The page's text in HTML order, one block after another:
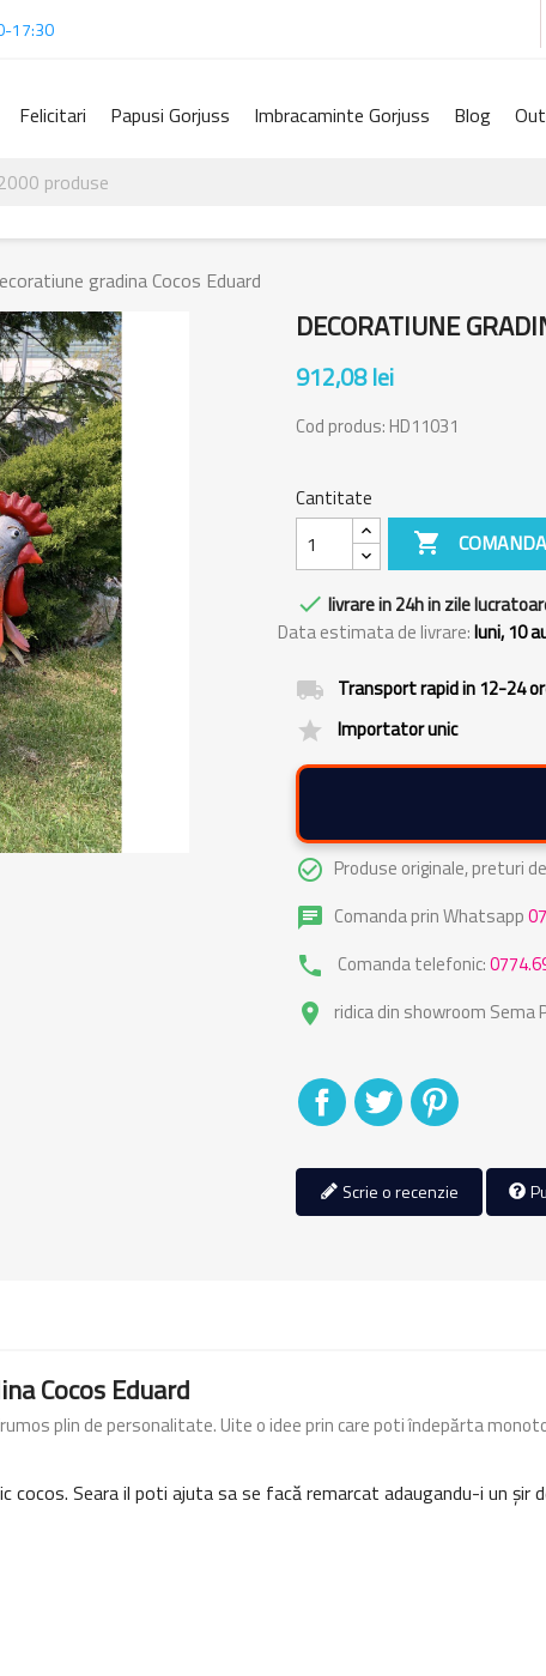
17:30
Felicitari Papusi Gorjuss Imbracaminte Gorjuss Blog
gradina Cocos Eduard
DECORATIUNE
912,08 lei
Cod produs: HD11031
Cantitate

 livrare in 24h in zile
Data estimata de livrare:luni, 10
local_shipping Transport rapid in 12-24
grade Importator unic
check_circle_outline Produse originale, preturi
chat Comanda prin Whatsapp
phone Comanda telefonic:
place ridica din showroom Sema
DistribuitiTweet
Scrie o recenzie
Cocos Eduard
plin de personalitate. Uite o idee prin care poti îndepărta
Seara il poti ajuta sa se facă remarcat adaugandu-i un șir